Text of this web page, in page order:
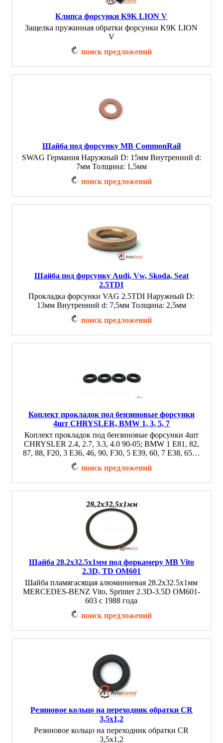
Клипса форсунки K9K LION V
Защелка пружинная обратки форсунки K9K LION
V
поиск предложений
Шайба под форсунку MB CommonRail
SWAG Германия Наружный D: 15мм Внутренний d:
7мм Толщина: 1,5мм
поиск предложений
Шайба под форсунку Audi, Vw, Skoda, Seat
2.5TDI
Прокладка форсунки VAG 2.5TDI Наружный D:
13мм Внутренний d: 7,5мм Толщина: 2,5мм
поиск предложений
Коплект прокладок под бензиновые форсунки
4шт CHRYSLER, BMW 1, 3, 5, 7
Коплект прокладок под бензиновые форсунки 4шт
CHRYSLER 2.4, 2.7, 3.3, 4.0 90-05; BMW 1 E81, 82,
87, 88, F20, 3 E36, 46, 90, F30, 5 E39, 60, 7 E38, 65…
поиск предложений
Шайба 28.2x32.5x1мм под форкамеру MB Vito
2.3D, TD OM601
Шайба пламягасящая алюминиевая 28.2x32.5x1мм
MERCEDES-BENZ Vito, Sprinter 2.3D-3.5D OM601-
603 с 1988 года
поиск предложений
Резиновое кольцо на переходник обратки CR
3,5х1,2
Резиновое кольцо на переходник обратки CR
3,5х1,2